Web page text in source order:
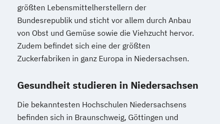
größten Lebensmittelherstellern der
Bundesrepublik und sticht vor allem durch Anbau
von Obst und Gemüse sowie die Viehzucht hervor.
Zudem befindet sich eine der größten
Zuckerfabriken in ganz Europa in Niedersachsen.
Gesundheit studieren in Niedersachsen
Die bekanntesten Hochschulen Niedersachsens
befinden sich in Braunschweig, Göttingen und